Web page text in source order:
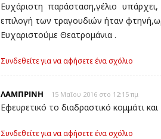
Ευχάριστη παράσταση,γέλιο
επιλογή των τραγουδιών ήταν
Ευχαριστούμε Θεατρομάνια .
Συνδεθείτε για να αφήσετε ένα σχόλιο
ΛΑΜΠΡΙΝΗ 15 Μαΐου 2016 στο 12:15 πμ
Εφευρετικό το διαδραστικό κομμάτι
Συνδεθείτε για να αφήσετε ένα σχόλιο